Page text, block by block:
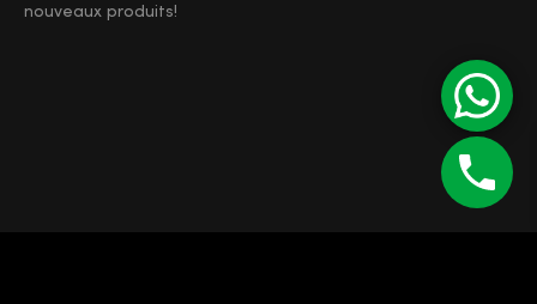
nouveaux produits!